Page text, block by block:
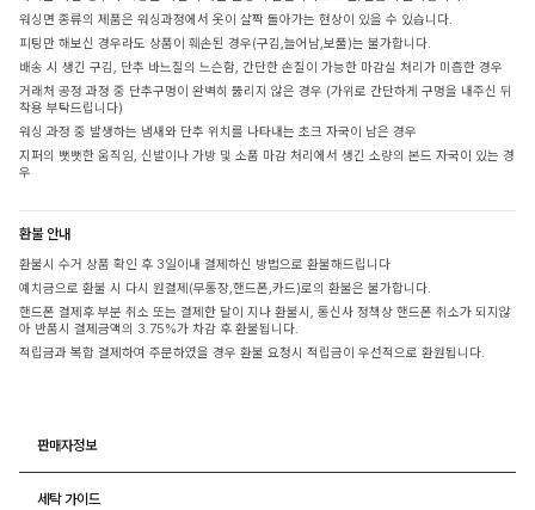
워싱면 종류의 제품은 워싱과정에서 옷이 살짝 돌아가는 현상이 있을 수 있습니다.
피팅만 해보신 경우라도 상품이 훼손된 경우(구김,늘어남,보풀)는 불가합니다.
배송 시 생긴 구김, 단추 바느질의 느슨함, 간단한 손질이 가능한 마감실 처리가 미흡한 경우
거래처 공정 과정 중 단추구멍이 완벽히 뚫리지 않은 경우 (가위로 간단하게 구멍을 내주신 뒤
착용 부탁드립니다)
워싱 과정 중 발생하는 냄새와 단추 위치를 나타내는 초크 자국이 남은 경우
지퍼의 뻣뻣한 움직임, 신발이나 가방 및 소품 마감 처리에서 생긴 소량의 본드 자국이 있는 경
우
환불 안내
환불시 수거 상품 확인 후 3일이내 결제하신 방법으로 환불해드립니다
예치금으로 환불 시 다시 원결제(무통장,핸드폰,카드)로의 환불은 불가합니다.
핸드폰 결제후 부분 취소 또는 결제한 달이 지나 환불시, 통신사 정책상 핸드폰 취소가 되지않
아 반품시 결제금액의 3.75%가 차감 후 환불됩니다.
적립금과 복합 결제하여 주문하였을 경우 환불 요청시 적립금이 우선적으로 환원됩니다.
판매자정보
세탁 가이드